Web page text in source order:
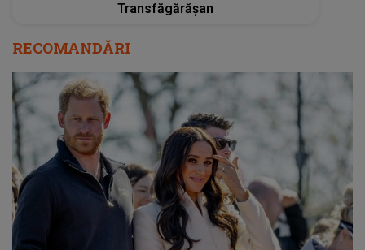
Transfăgărășan
RECOMANDĂRI